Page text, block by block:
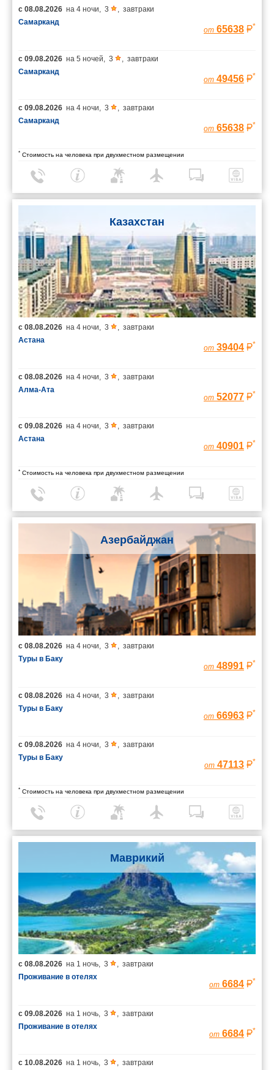
с 08.08.2026 на 4 ночи, 3 , завтраки
Самарканд
от 65638 *
с 09.08.2026 на 5 ночей, 3 , завтраки
Самарканд
от 49456 *
с 09.08.2026 на 4 ночи, 3 , завтраки
Самарканд
от 65638 *
* Стоимость на человека при двухместном размещении
Казахстан
с 08.08.2026 на 4 ночи, 3 , завтраки
Астана
от 39404 *
с 08.08.2026 на 4 ночи, 3 , завтраки
Алма-Ата
от 52077 *
с 09.08.2026 на 4 ночи, 3 , завтраки
Астана
от 40901 *
* Стоимость на человека при двухместном размещении
Азербайджан
с 08.08.2026 на 4 ночи 3
завтраки
Туры в Баку
от 48991 *
с 08.08.2026 на 4 ночи 3
завтраки
Туры в Баку
от 66963 *
с 09.08.2026 на 4 ночи 3
завтраки
Туры в Баку
от 47113 *
* Стоимость на человека при двухместном размещении
Маврикий
с 08.08.2026 на 1 ночь, 3 , завтраки
Проживание в отелях
от 6684 *
с 09.08.2026 на 1 ночь, 3 , завтраки
Проживание в отелях
от 6684 *
с 10.08.2026 на 1 ночь, 3 , завтраки